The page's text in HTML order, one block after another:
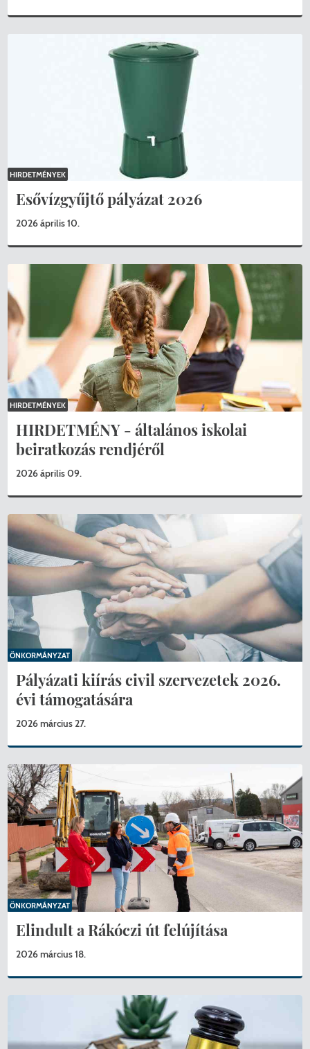
Esővízgyűjtő pályázat 2026
2026 április 10.
HIRDETMÉNYEK
HIRDETMÉNY - általános iskolai
beiratkozás rendjéről
2026 április 09.
HIRDETMÉNYEK
Pályázati kiírás civil szervezetek 2026.
évi támogatására
2026 március 27.
ÖNKORMÁNYZAT
Elindult a Rákóczi út felújítása
2026 március 18.
ÖNKORMÁNYZAT
KERESÉS